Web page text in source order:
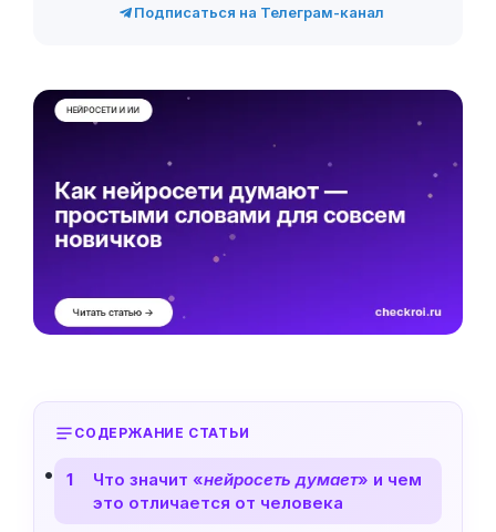
Подписаться на Телеграм-канал
СОДЕРЖАНИЕ СТАТЬИ
1 Что значит «нейросеть думает» и чем
это отличается от человека